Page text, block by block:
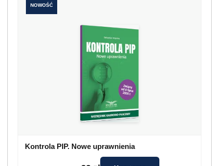
NOWOŚĆ
Kontrola PIP. Nowe uprawnienia